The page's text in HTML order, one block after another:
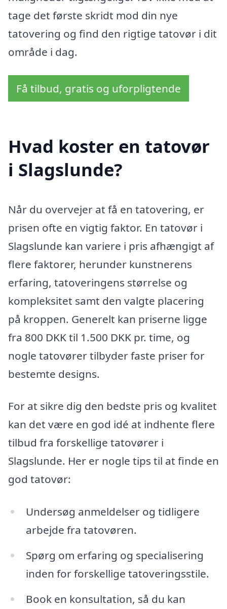
tage det første skridt mod din nye
tatovering og find den rigtige tatovør i dit
område i dag.
Få tilbud, gratis og uforpligtende
Hvad koster en tatovør
i Slagslunde?
Når du overvejer at få en tatovering, er
prisen ofte en vigtig faktor. En tatovør i
Slagslunde kan variere i pris afhængigt af
flere faktorer, herunder kunstnerens
erfaring, tatoveringens størrelse og
kompleksitet samt den valgte placering
på kroppen. Generelt kan priserne ligge
fra 800 DKK til 1.500 DKK pr. time, og
nogle tatovører tilbyder faste priser for
bestemte designs.
For at sikre dig den bedste pris og kvalitet
kan det være en god idé at indhente flere
tilbud fra forskellige tatovører i
Slagslunde. Her er nogle tips til at finde en
god tatovør:
Undersøg anmeldelser og tidligere
arbejde fra tatovøren.
Spørg om erfaring og specialisering
inden for forskellige tatoveringsstile.
Book en konsultation, så du kan